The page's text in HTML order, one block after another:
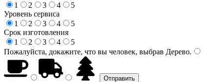
1
2 3 4
5
Уровень сервиса
1
2 3 4
5
Срок изготовления
1
2 3 4
5
Пожалуйста, докажите, что вы человек, выбрав Дерево.